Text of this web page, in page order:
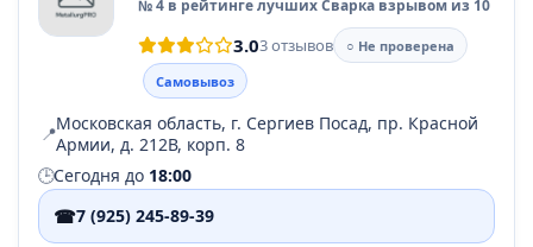
№ 4 в рейтинге лучших Сварка взрывом из 10
3.03 отзывов
○ Не проверена
Самовывоз
📍Московская область, г. Сергиев Посад, пр. Красной
Армии, д. 212В, корп. 8
🕒Сегодня до 18:00
☎7 (925) 245-89-39